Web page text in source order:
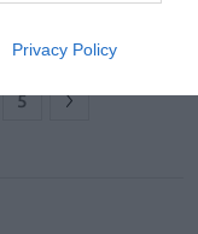
Privacy Policy
5